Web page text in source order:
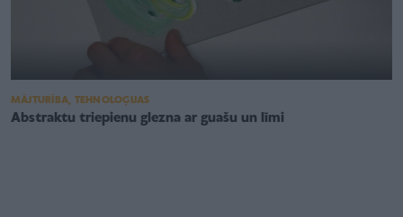
MĀJTURĪBA, TEHNOLOĢIJAS
Abstraktu triepienu glezna ar guašu un līmi